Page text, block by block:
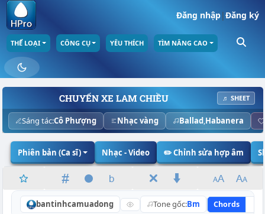
Đăng nhập|Đăng ký
THỂ LOẠI CÔNG CỤ YÊU THÍCH TÌM NÂNG CAO
CHUYẾN XE LAM CHIỀU ♬ SHEET
Sáng tác:Cô Phượng Nhạc vàng Ballad,Habanera
Phiên bản (Ca sĩ) Nhạc - Video ✏️ Chỉnh sửa hợp âm
bantinhcamuadong Tone gốc:Bm Chords